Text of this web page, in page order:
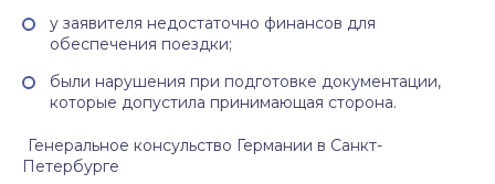
у заявителя недостаточно финансов для
обеспечения поездки;
были нарушения при подготовке документации,
которые допустила принимающая сторона.
Генеральное консульство Германии в Санкт-
Петербурге